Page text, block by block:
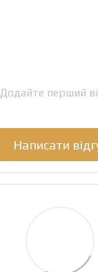
Додайте перший
Написати